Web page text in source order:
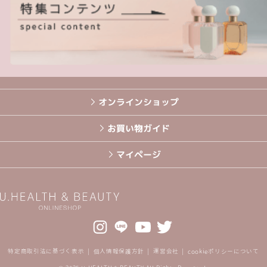
オンラインショップ
お買い物ガイド
マイページ
特定商取引法に基づく表示 個人情報保護方針 運営会社 cookieポリシーについて